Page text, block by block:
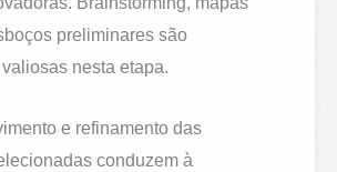
preliminares são
nesta etapa.
e refinamento das
conduzem à